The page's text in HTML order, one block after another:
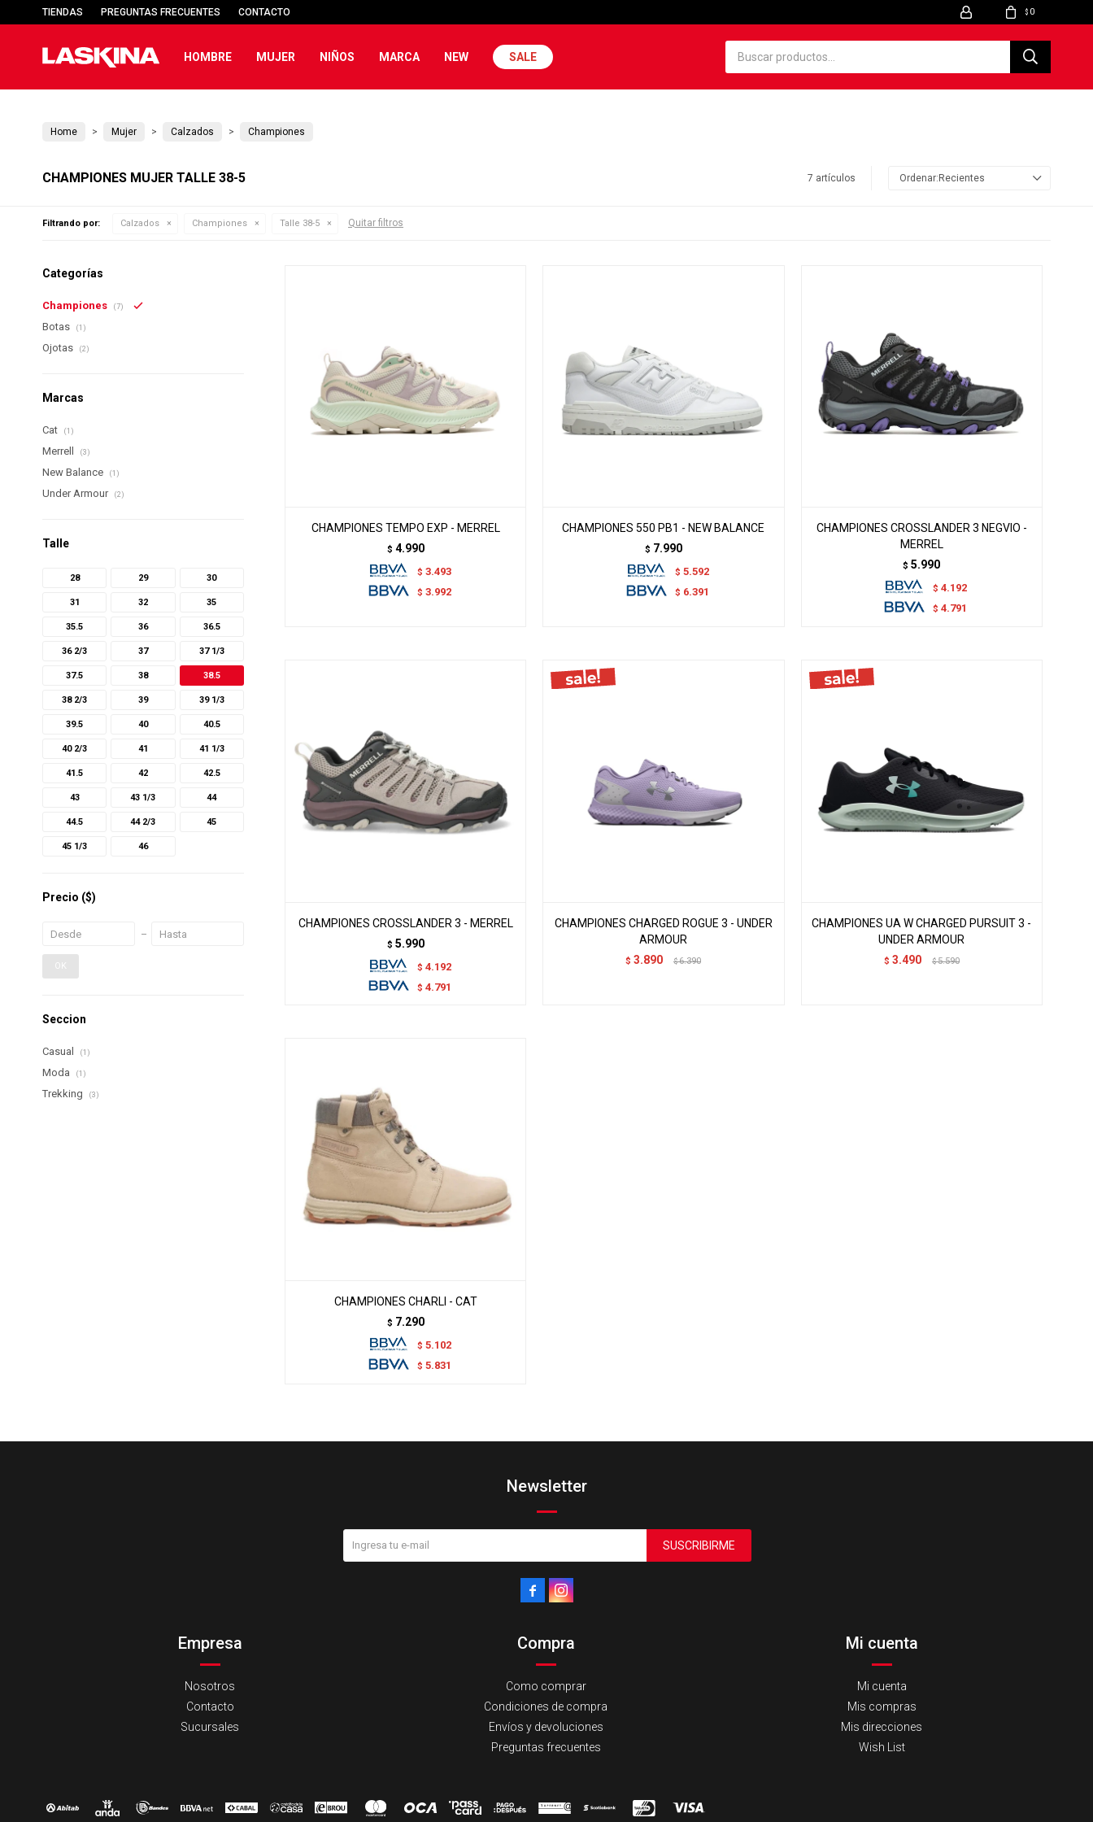
HOMBRE MUJER NIÑOS MARCA NEW SALE
$ 0
TIENDAS PREGUNTAS FRECUENTES CONTACTO
Home Mujer Calzados Championes
CHAMPIONES MUJER TALLE 38-5 7 artículos Recientes
Filtrando por: Calzados Championes Talle 38-5 Quitar filtros
CHAMPIONES TEMPO EXP - MERREL
$ 4.990
$ 3.493
$ 3.992
CHAMPIONES 550 PB1 - NEW BALANCE
$ 7.990
$ 5.592
$ 6.391
CHAMPIONES CROSSLANDER 3 NEGVIO -
MERREL
$ 5.990
$ 4.192
$ 4.791
CHAMPIONES CROSSLANDER 3 - MERREL
$ 5.990
$ 4.192
$ 4.791
CHAMPIONES CHARGED ROGUE 3 - UNDER
ARMOUR
$ 3.890 $ 6.390
CHAMPIONES UA W CHARGED PURSUIT 3 -
UNDER ARMOUR
$ 3.490 $ 5.590
CHAMPIONES CHARLI - CAT
$ 7.290
$ 5.102
$ 5.831
Categorías
Championes (7)
Botas (1)
Ojotas (2)
Marcas
Cat (1)
Merrell (3)
New Balance (1)
Under Armour (2)
Talle
28 29 30
31 32 35
35.5 36 36.5
36 2/3 37 37 1/3
37.5 38 38.5
38 2/3 39 39 1/3
39.5 40 40.5
40 2/3 41 41 1/3
41.5 42 42.5
43 43 1/3 44
44.5 44 2/3 45
45 1/3 46
Precio ($)
OK
Seccion
Casual (1)
Moda (1)
Trekking (3)
Empresa
Nosotros
Contacto
Sucursales
Compra
Como comprar
Condiciones de compra
Envíos y devoluciones
Preguntas frecuentes
Mi cuenta
Mi cuenta
Mis compras
Mis direcciones
Wish List
Newsletter
SUSCRIBIRME
 